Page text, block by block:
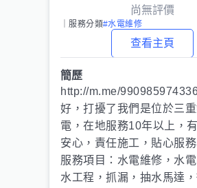
尚無評價
｜服務分類#水電維修
查看主頁
簡歷
http://m.me/
好，打擾了我們是位於三
電，在地服務10年以上，
安心，責任施工，貼心服務
服務項目：水電維修，水
水工程，抓漏，抽水馬達